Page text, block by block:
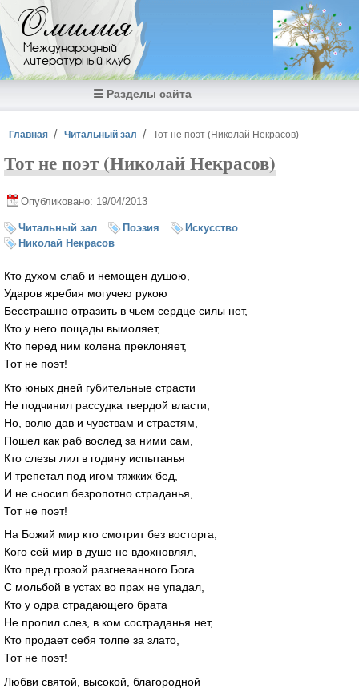
Перейти к основному содержанию
Омилия
Международный
литературный клуб
☰ Разделы сайта
Вы здесь
Главная Читальный зал Тот не поэт (Николай Некрасов)
Тот не поэт (Николай Некрасов)
Опубликовано: 19/04/2013
Читальный зал Поэзия
Искусство
Николай Некрасов
Кто духом слаб и немощен душою,
Ударов жребия могучею рукою
Бесстрашно отразить в чьем сердце силы нет,
Кто у него пощады вымоляет,
Кто перед ним колена преклоняет,
Тот не поэт!
Кто юных дней губительные страсти
Не подчинил рассудка твердой власти,
Но, волю дав и чувствам и страстям,
Пошел как раб вослед за ними сам,
Кто слезы лил в годину испытанья
И трепетал под игом тяжких бед,
И не сносил безропотно страданья,
Тот не поэт!
На Божий мир кто смотрит без восторга,
Кого сей мир в душе не вдохновлял,
Кто пред грозой разгневанного Бога
С мольбой в устах во прах не упадал,
Кто у одра страдающего брата
Не пролил слез, в ком состраданья нет,
Кто продает себя толпе за злато,
Тот не поэт!
Любви святой, высокой, благородной